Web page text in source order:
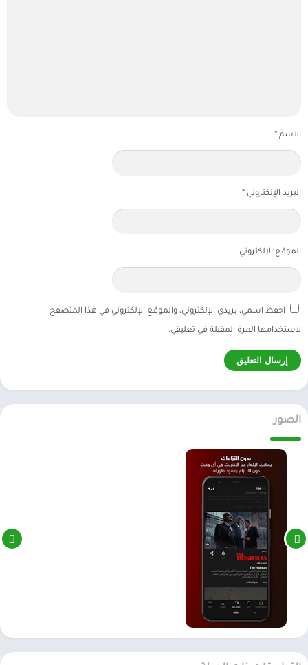
الاسم *
البريد الإلكتروني *
الموقع الإلكتروني
احفظ اسمي، بريدي الإلكتروني، والموقع الإلكتروني في هذا المتصفح
لاستخدامها المرة المقبلة في تعليقي.
الصور